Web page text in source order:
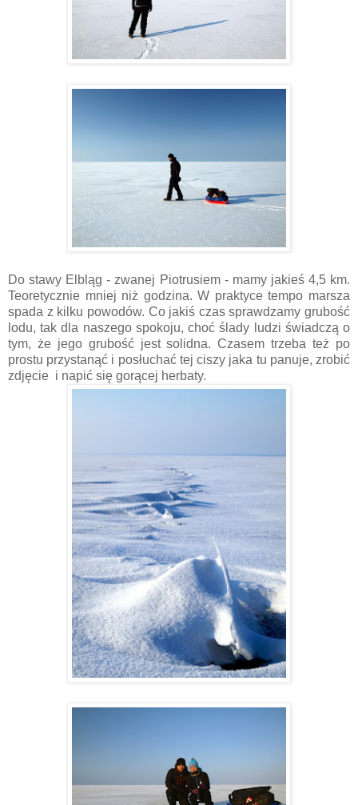
Do stawy Elbląg - zwanej Piotrusiem - mamy jakieś 4,5 km.
Teoretycznie mniej niż godzina. W praktyce tempo marsza
spada z kilku powodów. Co jakiś czas sprawdzamy grubość
lodu, tak dla naszego spokoju, choć ślady ludzi świadczą o
tym, że jego grubość jest solidna. Czasem trzeba też po
prostu przystanąć i posłuchać tej ciszy jaka tu panuje, zrobić
zdjęcie i napić się gorącej herbaty.